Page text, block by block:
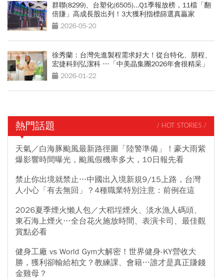
群聯(8299)、台塑化(6505)...Q1季報放榜，11檔「翻
倍賺」高成長股出列！3大獲利指標篩選真贏家
2026-05-20
徐秀蘭：台灣先進製程需求好大！從台特化、朋程、
宏捷科到弘潔科 …「中美晶集團2026年會很精采」
2026-01-22
熱門話題 / HOT STORIES /
天氣／白海豚颱風最新路徑圖「陸警準備」！豪大雨紫
爆影響時間曝光，颱風假機率多大，10日報先看
禁止你出境就禁止…中國出入境新規9/15上路，台灣
人小心「有去無回」？4種職業特別注意：前例在這
2026夏季煙火懶人包／大稻埕煙火、淡水漁人碼頭、
東石海上煙火…全台花火施放時間、表演卡司、最佳觀
賞點必看
健身工廠 vs World Gym大解密！世界健身-KY營收大
勝，獲利卻輸給柏文？教練課、會籍…誰才是真正賺錢
金雞母？